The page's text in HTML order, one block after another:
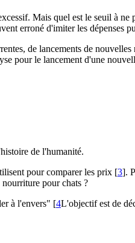
Mais quel est le seuil à ne
erroné d'imiter les dépenses
de lancements de
pour le lancement d'une
de l'humanité.
pour comparer les prix [3].
pour chats ?
à l'envers" [4L'objectif est de